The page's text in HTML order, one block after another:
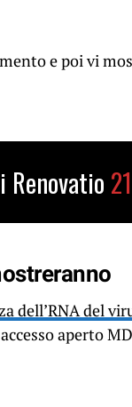
e poi vi
Renovatio 21
dell’RNA del
aperto